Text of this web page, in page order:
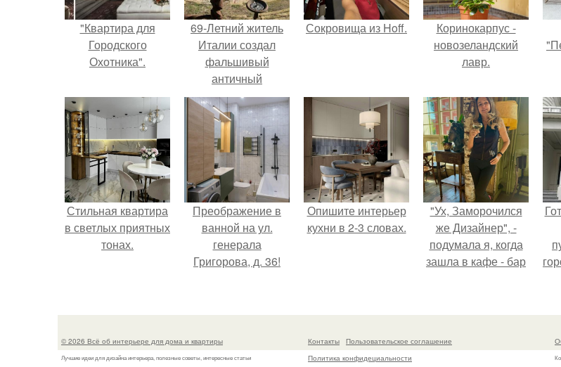
"Квартира для
Городского
Охотника".
69-Летний житель
Италии создал
фальшивый
античный
амфитеатр и
долгое время
успешно выдавал
его за настоящее
историческое
наследие.
Сокровища из Hoff.
Коринокарпус -
новозеландский
лавр.
Стильная квартира
в светлых приятных
тонах.
Преображение в
ванной на ул.
генерала
Григорова, д. 36!
Опишите интерьер
кухни в 2-3 словах.
"Ух, Заморочился
же Дизайнер", -
подумала я, когда
зашла в кафе - бар
© 2026 Всё об интерьере для дома и квартиры
Лучшие идеи для дизайна интерьера, полезные советы, интересные статьи
Контакты
Пользовательское соглашение
Политика конфидециальности